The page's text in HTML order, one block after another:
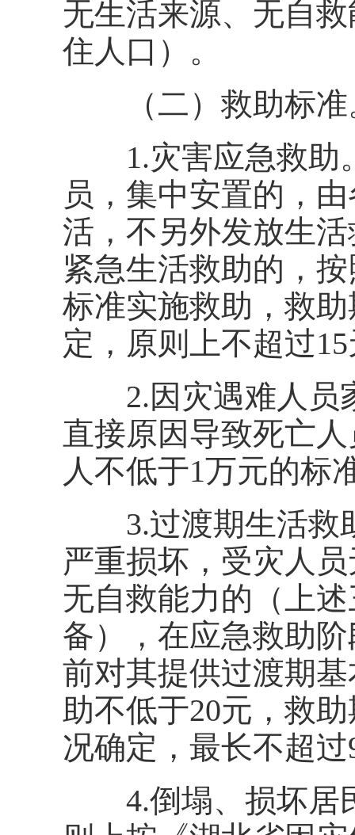
无生活来源、无自
住人口）。
（二）救助标准
1.灾害应急救助
员，集中安置的，
活，不另外发放生
紧急生活救助的，
标准实施救助，救
定，原则上不超过
2.因灾遇难人员
直接原因导致死亡
人不低于1万元的标
3.过渡期生活救
严重损坏，受灾人
无自救能力的（上
备），在应急救助
前对其提供过渡期
助不低于20元，救
况确定，最长不超过
4.倒塌、损坏居